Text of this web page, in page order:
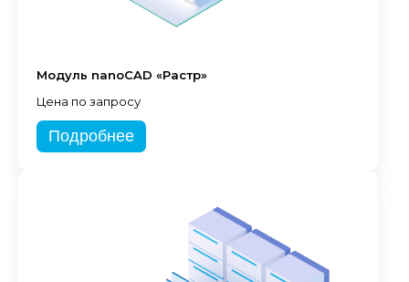
Модуль nanoCAD «Растр»
Цена по запросу
Подробнее